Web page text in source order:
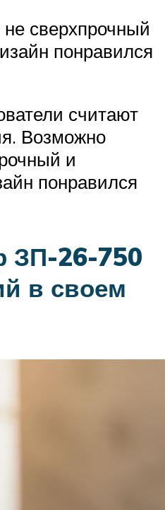
сверхпрочный
понравился
считают
Возможно
и
понравился
ЗП-26-750
в своем